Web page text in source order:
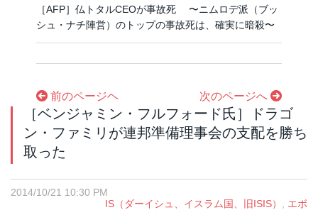
［AFP］仏トタルCEOが事故死 〜ニムロデ派（ブッ
シュ・ナチ陣営）のトップの事故死は、確実に暗殺〜
前のページヘ 次のページへ
［ベンジャミン・フルフォード氏］ドラゴ
ン・ファミリが連邦準備理事会の支配を勝ち
取った
2014/10/21 10:30 PM
IS（ダーイシュ、イスラム国、旧ISIS）
エボ